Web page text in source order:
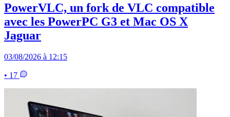
PowerVLC, un fork de VLC compatible
avec les PowerPC G3 et Mac OS X
Jaguar
03/08/2026 à 12:15
• 17